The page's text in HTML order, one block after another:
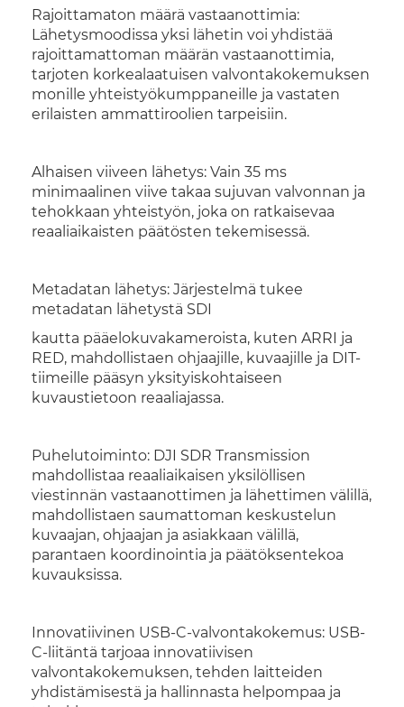
Rajoittamaton määrä vastaanottimia:
Lähetysmoodissa yksi lähetin voi yhdistää
rajoittamattoman määrän vastaanottimia,
tarjoten korkealaatuisen valvontakokemuksen
monille yhteistyökumppaneille ja vastaten
erilaisten ammattiroolien tarpeisiin.
Alhaisen viiveen lähetys: Vain 35 ms
minimaalinen viive takaa sujuvan valvonnan ja
tehokkaan yhteistyön, joka on ratkaisevaa
reaaliaikaisten päätösten tekemisessä.
Metadatan lähetys: Järjestelmä tukee
metadatan lähetystä SDI
kautta pääelokuvakameroista, kuten ARRI ja
RED, mahdollistaen ohjaajille, kuvaajille ja DIT-
tiimeille pääsyn yksityiskohtaiseen
kuvaustietoon reaaliajassa.
Puhelutoiminto: DJI SDR Transmission
mahdollistaa reaaliaikaisen yksilöllisen
viestinnän vastaanottimen ja lähettimen välillä,
mahdollistaen saumattoman keskustelun
kuvaajan, ohjaajan ja asiakkaan välillä,
parantaen koordinointia ja päätöksentekoa
kuvauksissa.
Innovatiivinen USB-C-valvontakokemus: USB-
C-liitäntä tarjoaa innovatiivisen
valvontakokemuksen, tehden laitteiden
yhdistämisestä ja hallinnasta helpompaa ja